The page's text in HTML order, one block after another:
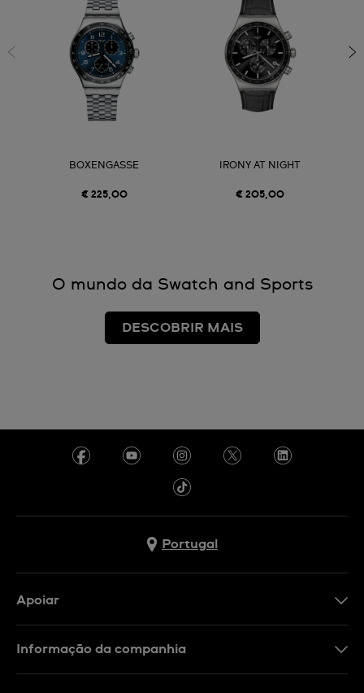
BOXENGASSE
€ 225,00
IRONY AT NIGHT
€ 205,00
O mundo da Swatch and Sports
DESCOBRIR MAIS
Portugal
Apoiar
Informação da companhia